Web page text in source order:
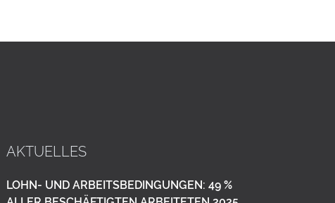
AKTUELLES
LOHN- UND ARBEITSBEDINGUNGEN: 49 %